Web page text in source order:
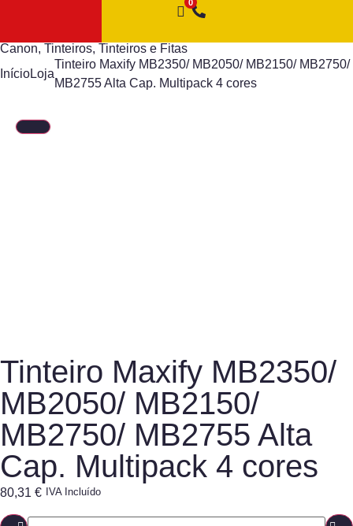
Canon, Tinteiros, Tinteiros e Fitas
InícioLoja
Tinteiro Maxify MB2350/ MB2050/ MB2150/ MB2750/
MB2755 Alta Cap. Multipack 4 cores
Tinteiro Maxify MB2350/
MB2050/ MB2150/
MB2750/ MB2755 Alta
Cap. Multipack 4 cores
80,31 € IVA Incluído